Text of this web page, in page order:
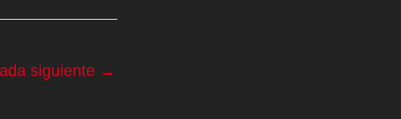
siguiente →